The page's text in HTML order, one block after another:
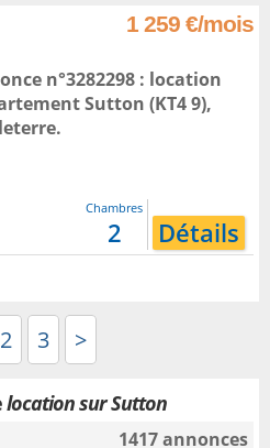
1 259 €/mois
n°3282298 : location
Sutton (KT4 9),
.
Chambres
2 Détails
2 3 >
location sur Sutton
1417 annonces